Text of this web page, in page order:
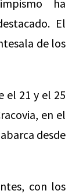
ha
El
de los
el 21 y el 25
en el
desde
con los